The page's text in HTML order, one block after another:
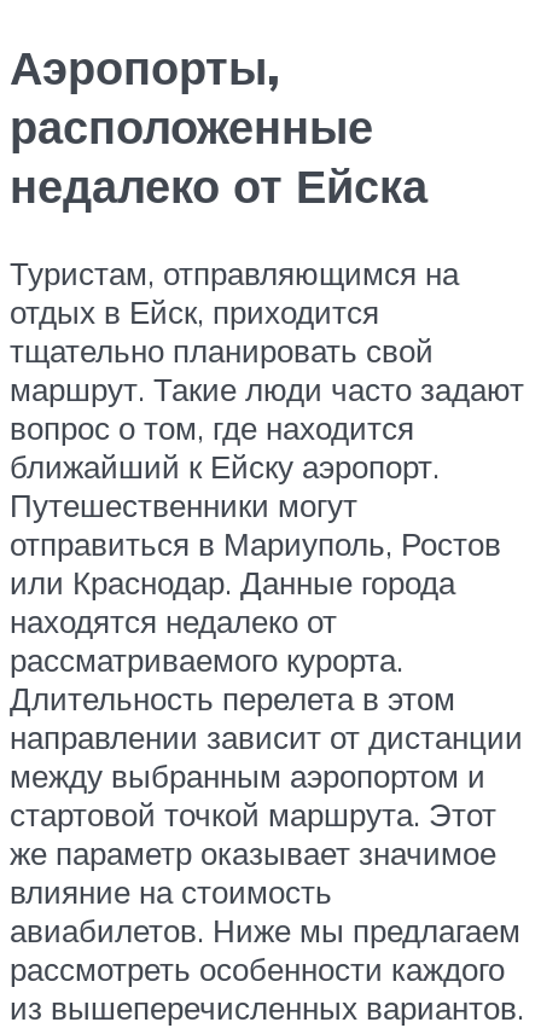
Аэропорты,
расположенные
недалеко от Ейска
Туристам, отправляющимся на
отдых в Ейск, приходится
тщательно планировать свой
маршрут. Такие люди часто задают
вопрос о том, где находится
ближайший к Ейску аэропорт.
Путешественники могут
отправиться в Мариуполь, Ростов
или Краснодар. Данные города
находятся недалеко от
рассматриваемого курорта.
Длительность перелета в этом
направлении зависит от дистанции
между выбранным аэропортом и
стартовой точкой маршрута. Этот
же параметр оказывает значимое
влияние на стоимость
авиабилетов. Ниже мы предлагаем
рассмотреть особенности каждого
из вышеперечисленных вариантов.